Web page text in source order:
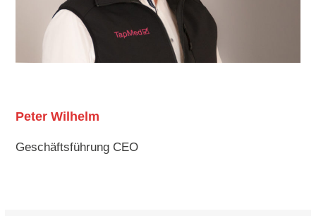
Peter Wilhelm
Geschäftsführung CEO